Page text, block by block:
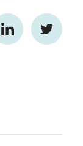
LinkedInTwitter